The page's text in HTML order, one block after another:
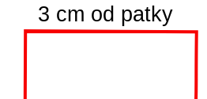
3 cm od patky